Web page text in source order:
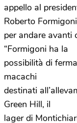
appello al
Roberto
per andare avanti
“Formigoni ha la
possibilità di
macachi
destinati
Green Hill, il
lager di